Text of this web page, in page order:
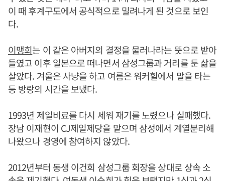
이 때 후계구도에서 공식적으로 밀려나게 된 것으로 보인
다.
이맹희는 이 같은 아버지의 결정을 물러나라는 뜻으로 받아
들였고 이후 일본으로 떠나면서 삼성그룹과 거리를 둔 삶을
살았다. 겨울은 사냥을 하고 여름은 워커힐에서 말을 타는
등 방랑의 시간을 보냈다.
1993년 제일비료를 다시 세워 재기를 노렸으나 실패했다.
장남 이재현이 CJ제일제당을 맡으며 삼성에서 계열분리해
나왔으나 경영에 참여하지 않았다.
2012년부터 동생 이건희 삼성그룹 회장을 상대로 상속 소